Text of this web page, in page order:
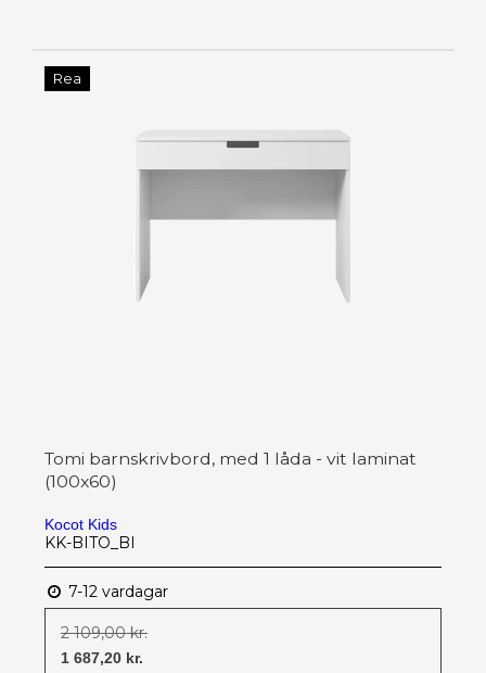
Rea
Tomi barnskrivbord, med 1 låda - vit laminat
(100x60)
Kocot Kids
KK-BITO_BI
7-12 vardagar
2 109,00 kr.
1 687,20 kr.